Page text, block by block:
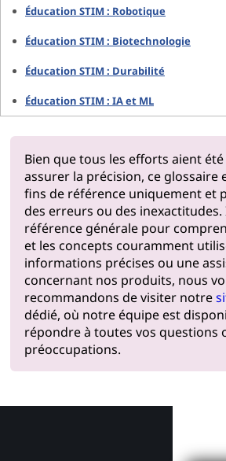
Éducation STIM : Robotique
Éducation STIM : Biotechnologie
Éducation STIM : Durabilité
Éducation STIM : IA et ML
Bien que tous les efforts aient
assurer la précision, ce glossaire
fins de référence uniquement et
des erreurs ou des inexactitudes.
référence générale pour
et les concepts couramment
informations précises ou une
concernant nos produits, nous
recommandons de visiter notre
dédié, où notre équipe est
répondre à toutes vos questions
préoccupations.